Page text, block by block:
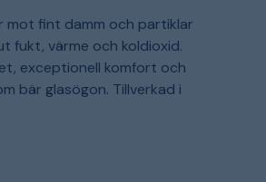
mot fint damm och partiklar
fukt, värme och koldioxid.
exceptionell komfort och
bär glasögon. Tillverkad i